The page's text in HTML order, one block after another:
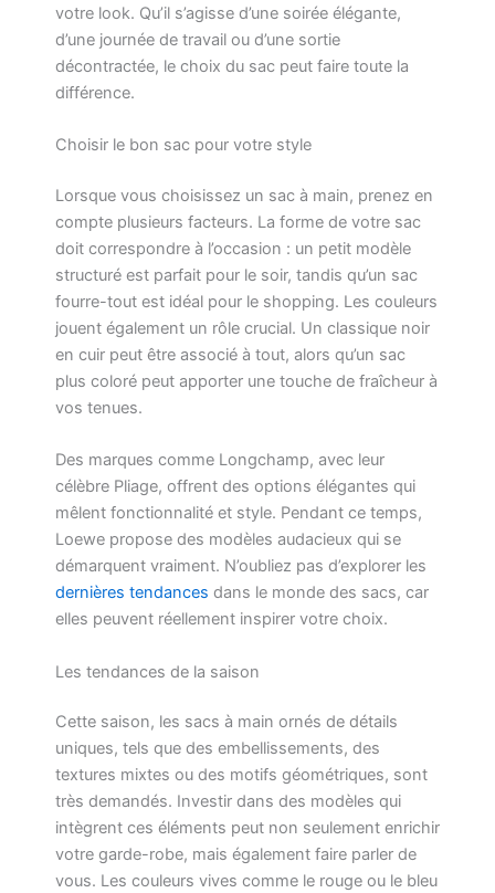
votre look. Qu’il s’agisse d’une soirée élégante,
d’une journée de travail ou d’une sortie
décontractée, le choix du sac peut faire toute la
différence.
Choisir le bon sac pour votre style
Lorsque vous choisissez un sac à main, prenez en
compte plusieurs facteurs. La forme de votre sac
doit correspondre à l’occasion : un petit modèle
structuré est parfait pour le soir, tandis qu’un sac
fourre-tout est idéal pour le shopping. Les couleurs
jouent également un rôle crucial. Un classique noir
en cuir peut être associé à tout, alors qu’un sac
plus coloré peut apporter une touche de fraîcheur à
vos tenues.
Des marques comme Longchamp, avec leur
célèbre Pliage, offrent des options élégantes qui
mêlent fonctionnalité et style. Pendant ce temps,
Loewe propose des modèles audacieux qui se
démarquent vraiment. N’oubliez pas d’explorer les
dernières tendances dans le monde des sacs, car
elles peuvent réellement inspirer votre choix.
Les tendances de la saison
Cette saison, les sacs à main ornés de détails
uniques, tels que des embellissements, des
textures mixtes ou des motifs géométriques, sont
très demandés. Investir dans des modèles qui
intègrent ces éléments peut non seulement enrichir
votre garde-robe, mais également faire parler de
vous. Les couleurs vives comme le rouge ou le bleu